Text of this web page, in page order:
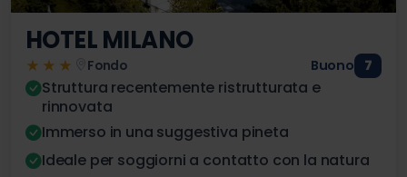
HOTEL MILANO
★★★ Fondo Buono 7
Struttura recentemente ristrutturata e
rinnovata
Immerso in una suggestiva pineta
Ideale per soggiorni a contatto con la natura